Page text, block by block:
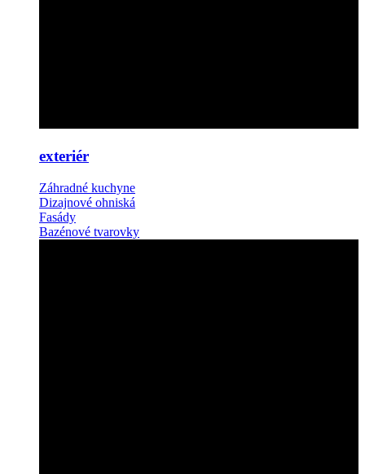
exteriér
Záhradné kuchyne
Dizajnové ohniská
Fasády
Bazénové tvarovky